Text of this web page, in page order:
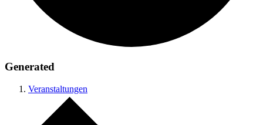
Generated
Veranstaltungen